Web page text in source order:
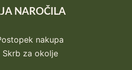
NAROČILA
nakupa
Skrb za okolje